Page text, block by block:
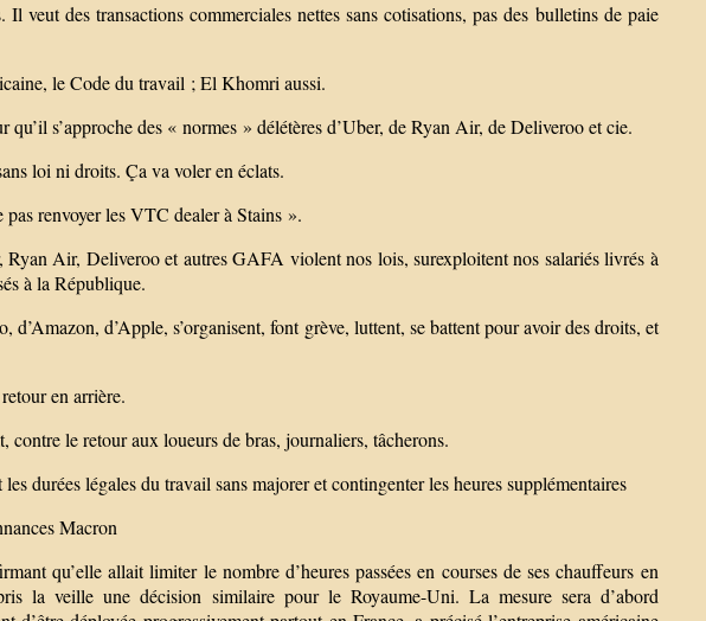
veut des transactions commerciales nettes sans cotisations, pas des bulletins de paie
le Code du travail ; El Khomri aussi.
s’approche des « normes » délétères d’Uber, de Ryan Air, de Deliveroo et cie.
loi ni droits. Ça va voler en éclats.
renvoyer les VTC dealer à Stains ».
Air, Deliveroo et autres GAFA violent nos lois, surexploitent nos salariés livrés à
à la République.
d’Apple, s’organisent, font grève, luttent, se battent pour avoir des droits, et
en arrière.
contre le retour aux loueurs de bras, journaliers, tâcherons.
durées légales du travail sans majorer et contingenter les heures supplémentaires
Macron
qu’elle allait limiter le nombre d’heures passées en courses de ses chauffeurs en
la veille une décision similaire pour le Royaume-Uni. La mesure sera d’abord